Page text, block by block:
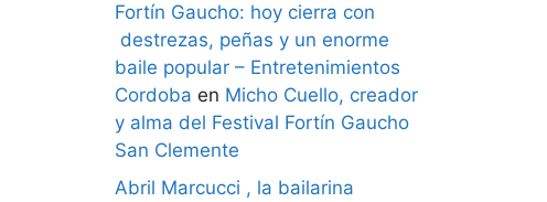
Fortín Gaucho: hoy cierra con
destrezas, peñas y un enorme
baile popular – Entretenimientos
Cordoba en Micho Cuello, creador
y alma del Festival Fortín Gaucho
San Clemente
Abril Marcucci , la bailarina